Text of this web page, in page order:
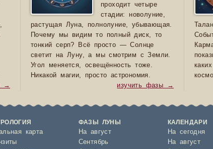
→
проходит четыре
стадии: новолуние,
растущая Луна, полнолуние, убывающая.
Почему мы видим то полный диск, то
тонкий серп? Всё просто — Солнце
светит на Луну, а мы смотрим с Земли.
Угол меняется, освещённость тоже.
Никакой магии, просто астрономия.
изучить фазы →
карта
ФАЗЫ ЛУНЫ
На август
Сентябрь
КАЛЕНДАРИ
На сегодня
На август